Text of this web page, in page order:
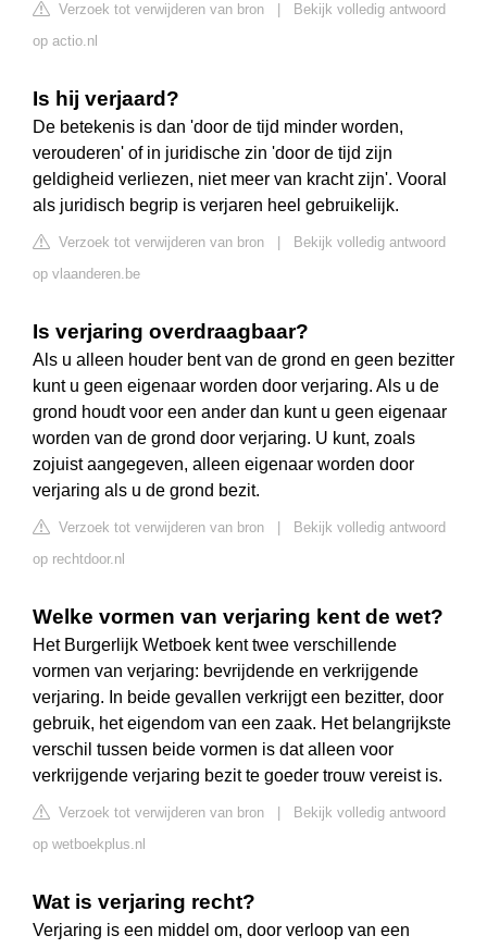
Verzoek tot verwijderen van bron
Bekijk volledig antwoord
op actio.nl
Is hij verjaard?
De betekenis is dan 'door de tijd minder worden,
verouderen' of in juridische zin 'door de tijd zijn
geldigheid verliezen, niet meer van kracht zijn'. Vooral
als juridisch begrip is verjaren heel gebruikelijk.
Verzoek tot verwijderen van bron
Bekijk volledig antwoord
op vlaanderen.be
Is verjaring overdraagbaar?
Als u alleen houder bent van de grond en geen bezitter
kunt u geen eigenaar worden door verjaring. Als u de
grond houdt voor een ander dan kunt u geen eigenaar
worden van de grond door verjaring. U kunt, zoals
zojuist aangegeven, alleen eigenaar worden door
verjaring als u de grond bezit.
Verzoek tot verwijderen van bron
Bekijk volledig antwoord
op rechtdoor.nl
Welke vormen van verjaring kent de wet?
Het Burgerlijk Wetboek kent twee verschillende
vormen van verjaring: bevrijdende en verkrijgende
verjaring. In beide gevallen verkrijgt een bezitter, door
gebruik, het eigendom van een zaak. Het belangrijkste
verschil tussen beide vormen is dat alleen voor
verkrijgende verjaring bezit te goeder trouw vereist is.
Verzoek tot verwijderen van bron
Bekijk volledig antwoord
op wetboekplus.nl
Wat is verjaring recht?
Verjaring is een middel om, door verloop van een